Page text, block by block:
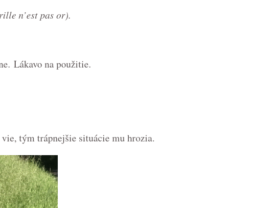
n’est pas or).
Lákavo na použitie.
tým trápnejšie situácie mu hrozia.